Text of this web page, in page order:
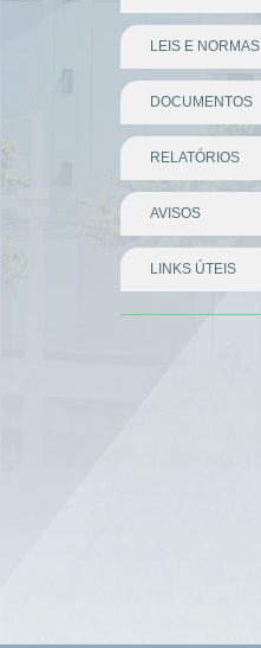
LEIS E NORMAS
DOCUMENTOS
RELATÓRIOS
AVISOS
LINKS ÚTEIS
Divisor